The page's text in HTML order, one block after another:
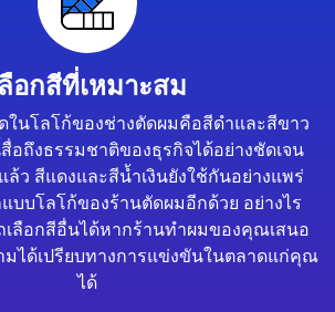
อกสีที่เหมาะสม
นโลโก้ของช่างตัดผมคือสีดำและสีขาว
อถึงธรรมชาติของธุรกิจได้อย่างชัดเจน
ล้ว สีแดงและสีน้ำเงินยังใช้กันอย่างแพร่
บบโลโก้ของร้านตัดผมอีกด้วย อย่างไร
ลือกสีอื่นได้หากร้านทำผมของคุณเสนอ
มได้เปรียบทางการแข่งขันในตลาดแก่คุณ
ได้